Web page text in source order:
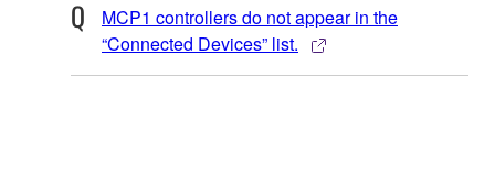
MCP1 controllers do not appear in the
“Connected Devices” list.